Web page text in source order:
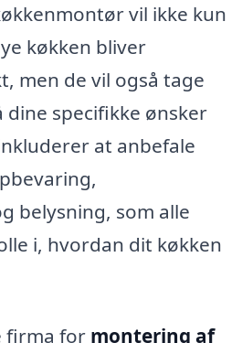
vil ikke kun
køkken bliver
men de vil også tage
specifikke ønsker
at anbefale
belysning, som alle
i, hvordan dit køkken
firma for montering af